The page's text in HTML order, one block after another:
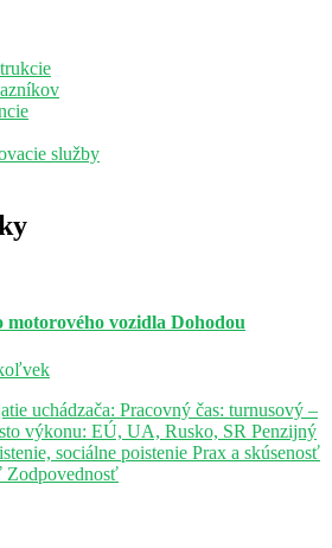
služby
motorového vozidla Dohodou
uchádzača: Pracovný čas: turnusový –
výkonu: EÚ, UA, Rusko, SR Penzijný
sociálne poistenie Prax a skúsenosť